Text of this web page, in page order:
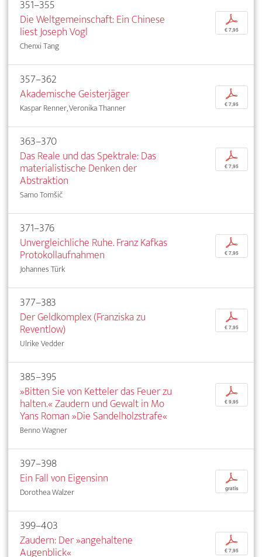
351–355
Die Weltgemeinschaft: Ein Chinese
liest Joseph Vogl
Chenxi Tang
p
€ 7,95
357–362
Akademische Geisterjäger
Kaspar Renner, Veronika Thanner
p
€ 7,95
363–370
Das Reale und das Spektrale: Das
materialistische Denken der
Abstraktion
Samo Tomšič
p
€ 7,95
371–376
Unvergleichliche Ruhe. Franz Kafkas
Protokollaufnahmen
Johannes Türk
p
€ 7,95
377–383
Der Geldkomplex (Franziska zu
Reventlow)
Ulrike Vedder
p
€ 7,95
385–395
»Bitten Sie von Ketteler das Feuer zu
halten.« Zaudern und Gewalt in Mo
Yans Roman »Die Sandelholzstrafe«
Benno Wagner
p
€ 9,95
397–398
Ein Fall von Eigensinn
Dorothea Walzer
p
gratis
399–403
Zaudern: Der »angehaltene
Augenblick«
p
€ 7,95